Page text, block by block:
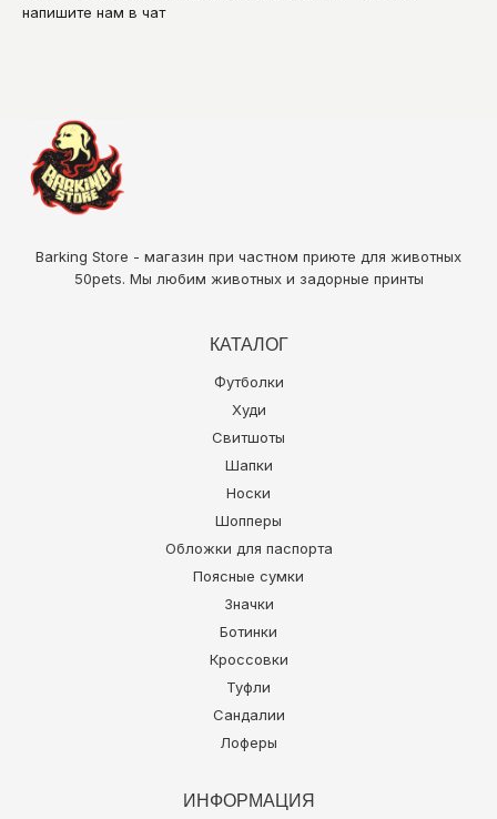
напишите нам в чат
Barking Store - магазин при частном приюте для животных
50pets. Мы любим животных и задорные принты
КАТАЛОГ
Футболки
Худи
Свитшоты
Шапки
Носки
Шопперы
Обложки для паспорта
Поясные сумки
Значки
Ботинки
Кроссовки
Туфли
Сандалии
Лоферы
ИНФОРМАЦИЯ